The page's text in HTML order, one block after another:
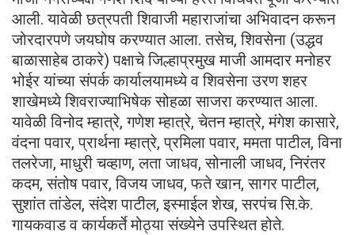
आली. यावेळी छत्रपती शिवाजी महाराजांचा अभिवादन करून
जोरदारपणे जयघोष करण्यात आला. तसेच, शिवसेना (उद्धव
बाळासाहेब ठाकरे) पक्षाचे जिल्हाप्रमुख माजी आमदार मनोहर
भोईर यांच्या संपर्क कार्यालयामध्ये व शिवसेना उरण शहर
शाखेमध्ये शिवराज्याभिषेक सोहळा साजरा करण्यात आला.
यावेळी विनोद म्हात्रे, गणेश म्हात्रे, चेतन म्हात्रे, मंगेश कासारे,
वंदना पवार, प्रार्थना म्हात्रे, प्रमिला पवार, ममता पाटील, विना
तलरेजा, माधुरी चव्हाण, लता जाधव, सोनाली जाधव, निरंतर
कदम, संतोष पवार, विजय जाधव, फते खान, सागर पाटील,
सुशांत तांडेल, संदेश पाटील, इस्माईल शेख, सरपंच सि.के.
गायकवाड व कार्यकर्ते मोठ्या संख्येने उपस्थित होते.